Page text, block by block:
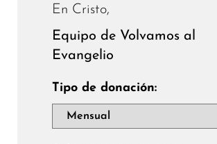
En Cristo,
Equipo de Volvamos al
Evangelio
Tipo de donación: